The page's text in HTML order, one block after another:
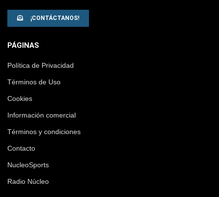
¡CONTÁCTANOS!
PÁGINAS
Política de Privacidad
Términos de Uso
Cookies
Información comercial
Términos y condiciones
Contacto
NucleoSports
Radio Núcleo